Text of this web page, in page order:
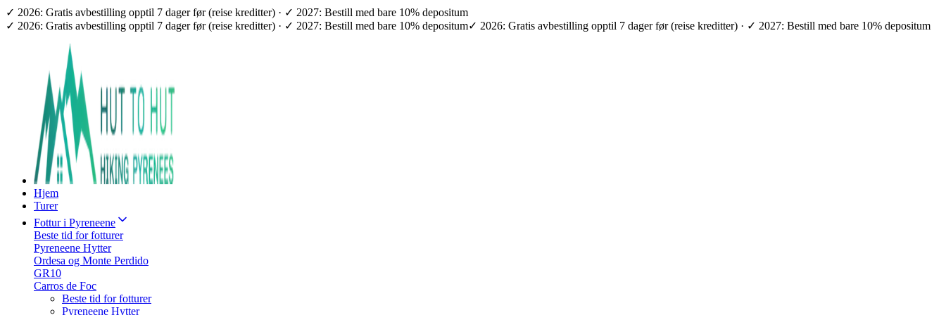
✓ 2026: Gratis avbestilling opptil 7 dager før (reise kreditter) · ✓ 2027: Bestill med bare 10% depositum
✓ 2026: Gratis avbestilling opptil 7 dager før (reise kreditter) · ✓ 2027: Bestill med bare 10% depositum✓ 2026: Gratis avbestilling opptil 7 dager før (reise kreditter) · ✓ 2027: Bestill med bare 10% depositum
Hjem
Turer
Fottur i Pyreneene
Beste tid for fotturer
Pyreneene Hytter
Ordesa og Monte Perdido
GR10
Carros de Foc
Beste tid for fotturer
Pyreneene Hytter